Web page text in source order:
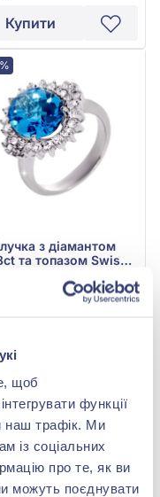
щоб
функції
наш трафік. Ми
із соціальних
про те, як ви
можуть поєднувати
Купити
з діамантом
та топазом Swiss
750°, арт. 55-
1056-0-1815
841,00 грн